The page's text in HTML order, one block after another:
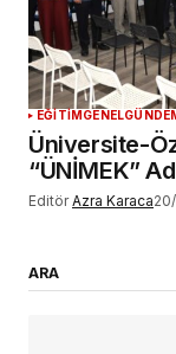
EĞİTİMGENEL
Üniversite-
“ÜNİMEK”
Editör Azra Karaca
ARA